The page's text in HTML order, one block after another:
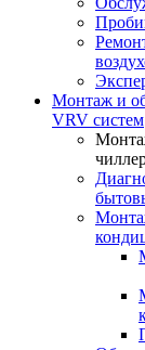
Монтаж и
VRV систем